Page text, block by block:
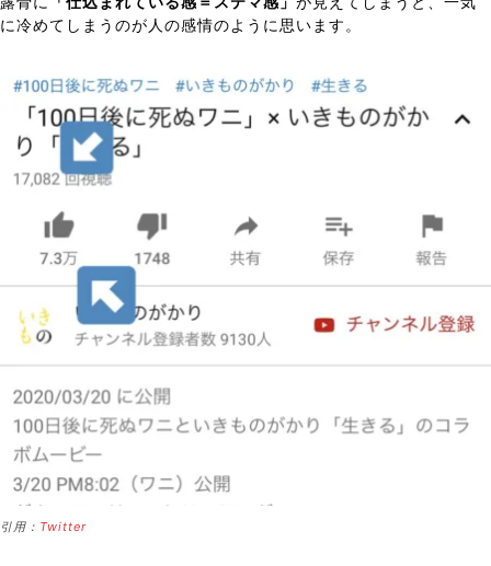
に冷めてしまうのが人の感情のように思います。
引用： Twitter